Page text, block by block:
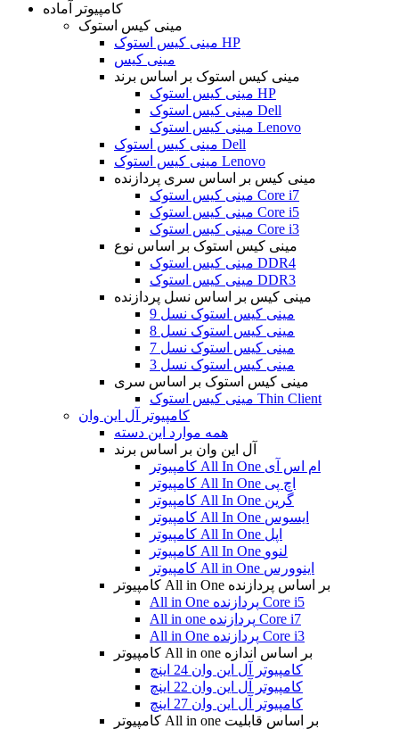
کامپیوتر آماده
مینی کیس استوک
مینی کیس استوک HP
مینی کیس
مینی کیس استوک بر اساس برند
مینی کیس استوک HP
مینی کیس استوک Dell
مینی کیس استوک Lenovo
مینی کیس استوک Dell
مینی کیس استوک Lenovo
مینی کیس بر اساس سری پردازنده
مینی کیس استوک Core i7
مینی کیس استوک Core i5
مینی کیس استوک Core i3
مینی کیس استوک بر اساس نوع
مینی کیس استوک DDR4
مینی کیس استوک DDR3
مینی کیس بر اساس نسل پردازنده
مینی کیس استوک نسل 9
مینی کیس استوک نسل 8
مینی کیس استوک نسل 7
مینی کیس استوک نسل 3
مینی کیس استوک بر اساس سری
مینی کیس استوک Thin Client
کامپیوتر آل این وان
همه موارد این دسته
آل این وان بر اساس برند
کامپیوتر All In One ام اس آی
کامپیوتر All In One اچ پی
کامپیوتر All In One گرین
کامپیوتر All In One ایسوس
کامپیوتر All In One اپل
کامپیوتر All In One لنوو
کامپیوتر All in One اینوورس
کامپیوتر All in One بر اساس پردازنده
All in One پردازنده Core i5
All in one پردازنده Core i7
All in One پردازنده Core i3
کامپیوتر All in one بر اساس اندازه
کامپیوتر آل این وان 24 اینچ
کامپیوتر آل این وان 22 اینچ
کامپیوتر آل این وان 27 اینچ
کامپیوتر All in one بر اساس قابلیت